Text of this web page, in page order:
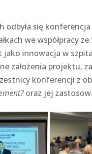
odbyła się
we współpracy
innowacja w
założenia projektu,
konferencji z
oraz jej